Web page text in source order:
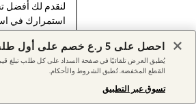
لنقدم لك أفضل
استمرارك في
الارتباط.
اكتشف المزيد
تعريف الارتباط
Linen Collection
Tops & T-Shirts
Cover Ups & Kaftans
Sandals
Swimwear
احصل على 5 ر.ع خصم على أول طلب عبر التطبيق
القطع المخفضة. تُطبق الشروط والأحكام.
تسوق عبر التطبيق